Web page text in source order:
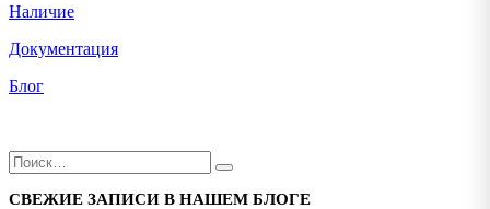
Наличие
Документация
Блог
СВЕЖИЕ ЗАПИСИ В НАШЕМ БЛОГЕ